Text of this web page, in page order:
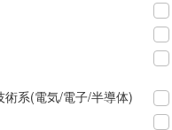
術系(電気/電子/半導体)